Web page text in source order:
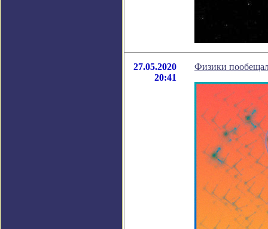
27.05.2020
20:41
Физики